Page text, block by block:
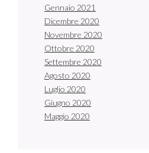
Gennaio 2021
Dicembre 2020
Novembre 2020
Ottobre 2020
Settembre 2020
Agosto 2020
Luglio 2020
Giugno 2020
Maggio 2020